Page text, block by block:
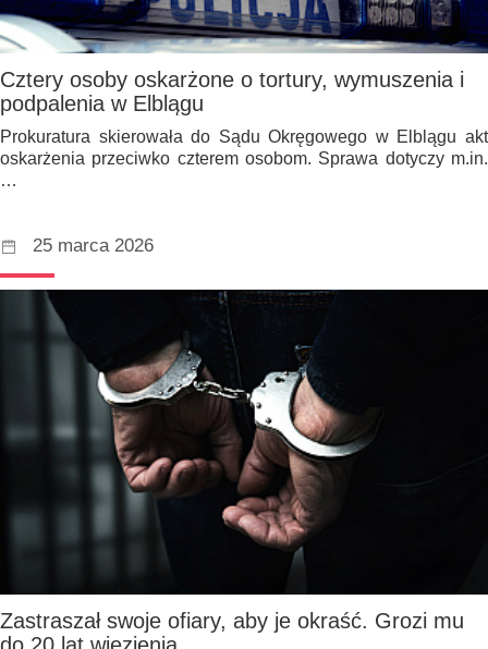
Cztery osoby oskarżone o tortury, wymuszenia i
podpalenia w Elblągu
Prokuratura skierowała do Sądu Okręgowego w Elblągu akt
oskarżenia przeciwko czterem osobom. Sprawa dotyczy m.in.
…
25 marca 2026
Zastraszał swoje ofiary, aby je okraść. Grozi mu